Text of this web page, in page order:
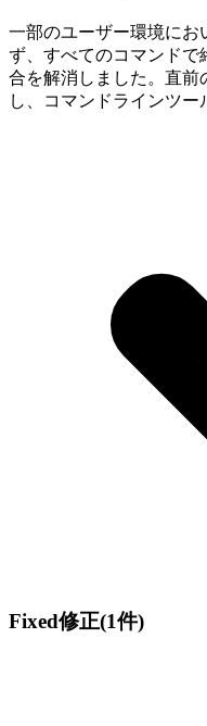
一部のユーザー環境にお
ず、すべてのコマンドで
合を解消しました。直前
し、コマンドラインツー
Fixed修正(1件)